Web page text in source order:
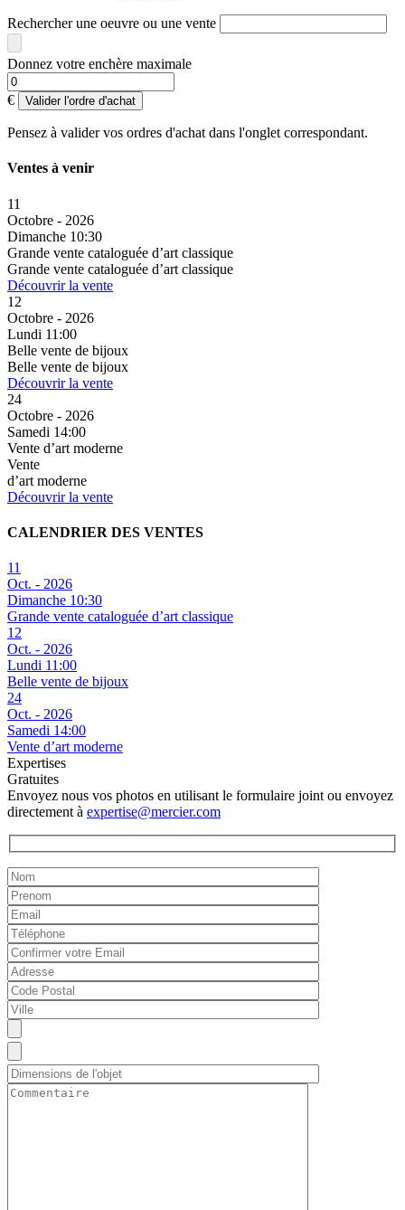
Rechercher une oeuvre ou une vente
Donnez votre enchère maximale
€ Valider l'ordre d'achat
Pensez à valider vos ordres d'achat dans l'onglet correspondant.
Ventes à venir
11
Octobre - 2026
Dimanche 10:30
Grande vente cataloguée d’art classique
Grande vente cataloguée d’art classique
Découvrir la vente
12
Octobre - 2026
Lundi 11:00
Belle vente de bijoux
Belle vente de bijoux
Découvrir la vente
24
Octobre - 2026
Samedi 14:00
Vente d’art moderne
Vente
d’art moderne
Découvrir la vente
CALENDRIER DES VENTES
11
Oct. - 2026
Dimanche 10:30
Grande vente cataloguée d’art classique
12
Oct. - 2026
Lundi 11:00
Belle vente de bijoux
24
Oct. - 2026
Samedi 14:00
Vente d’art moderne
Expertises
Gratuites
Envoyez nous vos photos en utilisant le formulaire joint ou envoyez
directement à expertise@mercier.com